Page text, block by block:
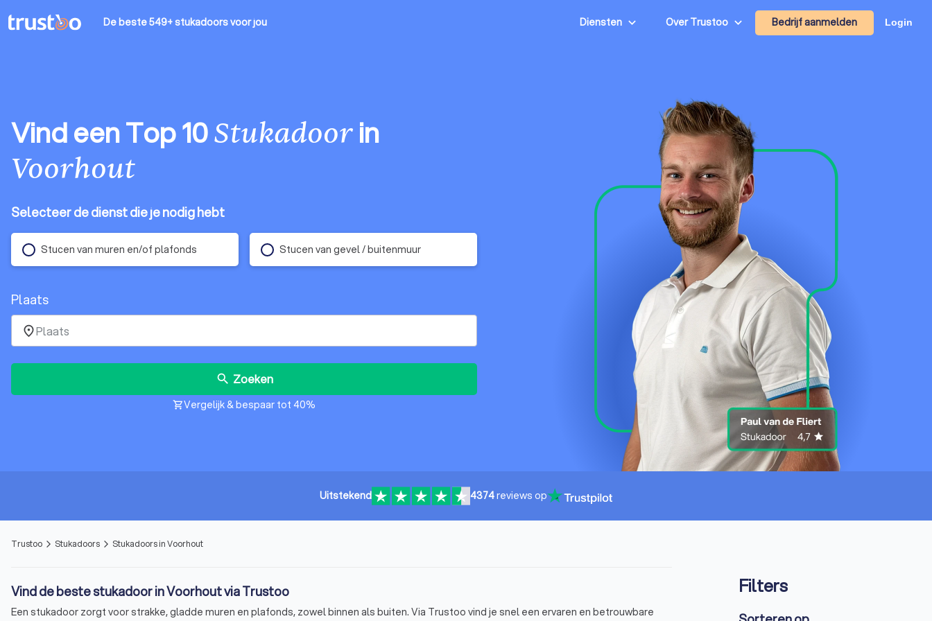
De beste 549+ stukadoorsvoor jou Diensten Over Trustoo Bedrijf aanmelden Login
Vind een Top 10Stukadoorin
Voorhout
Selecteer de dienst die je nodig hebt
Stucen van muren en/of plafonds Stucen van gevel / buitenmuur
Plaats
place
search Zoeken
shopping_cartVergelijk & bespaar tot 40%
Uitstekend 4374reviews op
Trustoo arrow_forward_ios Stukadoors arrow_forward_ios Stukadoors in Voorhout
Vind de beste stukadoor in Voorhout via Trustoo
Een stukadoor zorgt voor strakke, gladde muren en plafonds, zowel binnen als buiten. Via Trustoo vind je snel een ervaren en betrouwbare
Filters